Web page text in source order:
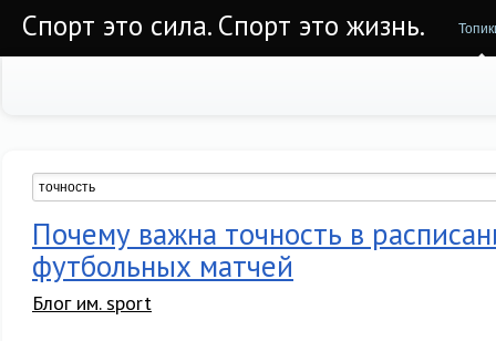
Спорт это сила. Спорт это жизнь.
Почему важна точность в
футбольных матчей
Блог им. sport